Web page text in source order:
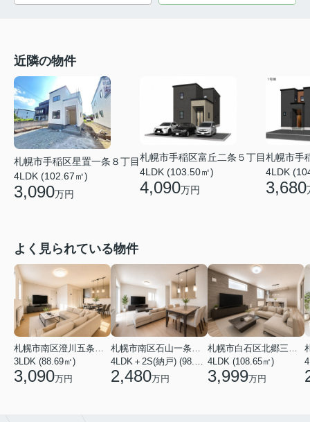
近隣の物件
札幌市手稲区星置一条８丁目
4LDK (102.67㎡)
3,090万円
札幌市手稲区富丘二条５丁目
4LDK (103.50㎡)
4,090万円
札幌市手
4LDK
3,680
よく見られている物件
札幌市南区澄川五条１２丁目
3LDK (88.69㎡)
3,090万円
札幌市南区石山一条１丁目
4LDK＋2S(納戸) (98.81㎡)
2,480万円
札幌市白石区北郷三条３丁目
4LDK (108.65㎡)
3,999万円